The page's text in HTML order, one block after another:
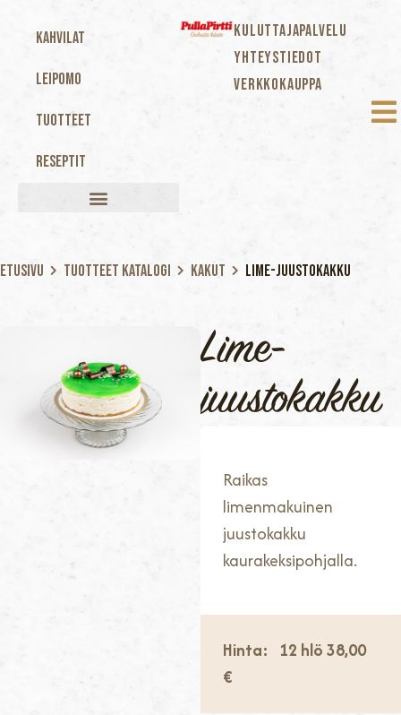
Kahvilat
Leipomo
Tuotteet
Reseptit
KULUTTAJAPALVELU
YHTEYSTIEDOT
VERKKOKAUPPA
Etusivu Tuotteet katalogi Kakut Lime-juustokakku
Lime-
juustokakku
Raikas
limenmakuinen
juustokakku
kaurakeksipohjalla.
Hinta: 12 hlö38,00
€